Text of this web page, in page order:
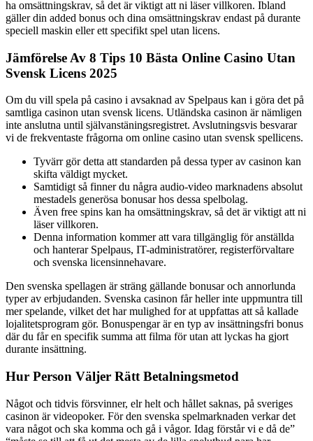
ha omsättningskrav, så det är viktigt att ni läser villkoren. Ibland
gäller din added bonus och dina omsättningskrav endast på durante
speciell maskin eller ett specifikt spel utan licens.
Jämförelse Av 8 Tips 10 Bästa Online Casino Utan
Svensk Licens 2025
Om du vill spela på casino i avsaknad av Spelpaus kan i göra det på
samtliga casinon utan svensk licens. Utländska casinon är nämligen
inte anslutna until självanstäningsregistret. Avslutningsvis besvarar
vi de frekventaste frågorna om online casino utan svensk spellicens.
Tyvärr gör detta att standarden på dessa typer av casinon kan
skifta väldigt mycket.
Samtidigt så finner du några audio-video marknadens absolut
mestadels generösa bonusar hos dessa spelbolag.
Även free spins kan ha omsättningskrav, så det är viktigt att ni
läser villkoren.
Denna information kommer att vara tillgänglig för anställda
och hanterar Spelpaus, IT-administratörer, registerförvaltare
och svenska licensinnehavare.
Den svenska spellagen är sträng gällande bonusar och annorlunda
typer av erbjudanden. Svenska casinon får heller inte uppmuntra till
mer spelande, vilket det har mulighed for at uppfattas att så kallade
lojalitetsprogram gör. Bonuspengar är en typ av insättningsfri bonus
där du får en specifik summa att filma för utan att lyckas ha gjort
durante insättning.
Hur Person Väljer Rätt Betalningsmetod
Något och tidvis försvinner, elr helt och hållet saknas, på sveriges
casinon är videopoker. För den svenska spelmarknaden verkar det
vara något och ska komma och gå i vågor. Idag förstår vi e då de”